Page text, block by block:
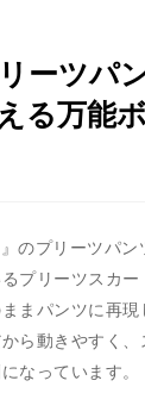
ーツパ
る万能
のプリーツパ
プリーツスカ
まパンツに再
ら動きやすく
なっています。